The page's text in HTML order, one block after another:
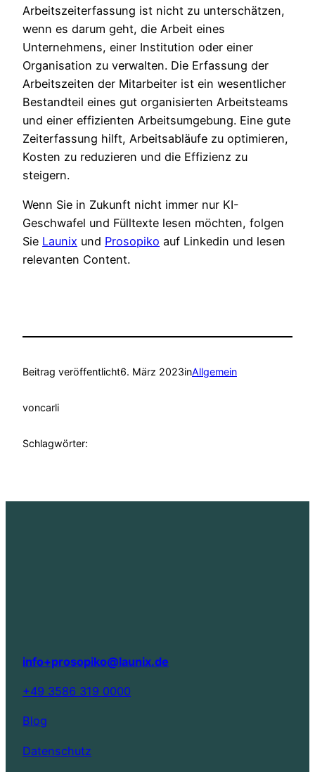
Arbeitszeiterfassung ist nicht zu unterschätzen,
wenn es darum geht, die Arbeit eines
Unternehmens, einer Institution oder einer
Organisation zu verwalten. Die Erfassung der
Arbeitszeiten der Mitarbeiter ist ein wesentlicher
Bestandteil eines gut organisierten Arbeitsteams
und einer effizienten Arbeitsumgebung. Eine gute
Zeiterfassung hilft, Arbeitsabläufe zu optimieren,
Kosten zu reduzieren und die Effizienz zu
steigern.
Wenn Sie in Zukunft nicht immer nur KI-
Geschwafel und Fülltexte lesen möchten, folgen
Sie Launix und Prosopiko auf Linkedin und lesen
relevanten Content.
Beitrag veröffentlicht6. März 2023inAllgemein
voncarli
Schlagwörter:
info+prosopiko@launix.de
+49 3586 319 0000
Blog
Datenschutz